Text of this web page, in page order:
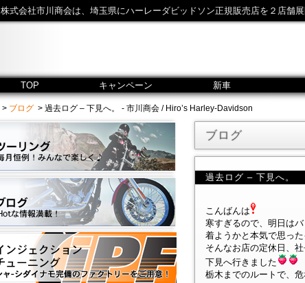
株式会社市川商会は、埼玉県にハーレーダビッドソン正規販売店を２店舗展
TOP キャンペーン 新車
> ブログ > 過去ログ – 下見へ。 - 市川商会 / Hiro’s Harley-Davidson
ブログ
過去ログ – 下見へ。
こんばんは
寒すぎるので、明日は
着ようかと本気で思っ
そんなお店の定休日、
下見へ行きました
栃木までのルートで、